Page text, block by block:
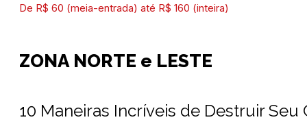
De R$ 60 (meia-entrada) até R$ 160 (inteira)
ZONA NORTE e LESTE
10 Maneiras Incríveis de Destruir Seu